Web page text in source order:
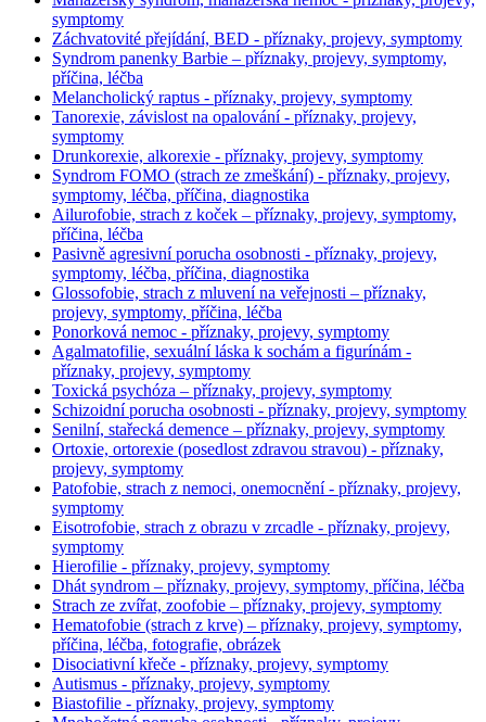
symptomy
Záchvatovité přejídání, BED - příznaky, projevy, symptomy
Syndrom panenky Barbie – příznaky, projevy, symptomy,
příčina, léčba
Melancholický raptus - příznaky, projevy, symptomy
Tanorexie, závislost na opalování - příznaky, projevy,
symptomy
Drunkorexie, alkorexie - příznaky, projevy, symptomy
Syndrom FOMO (strach ze zmeškání) - příznaky, projevy,
symptomy, léčba, příčina, diagnostika
Ailurofobie, strach z koček – příznaky, projevy, symptomy,
příčina, léčba
Pasivně agresivní porucha osobnosti - příznaky, projevy,
symptomy, léčba, příčina, diagnostika
Glossofobie, strach z mluvení na veřejnosti – příznaky,
projevy, symptomy, příčina, léčba
Ponorková nemoc - příznaky, projevy, symptomy
Agalmatofilie, sexuální láska k sochám a figurínám -
příznaky, projevy, symptomy
Toxická psychóza – příznaky, projevy, symptomy
Schizoidní porucha osobnosti - příznaky, projevy, symptomy
Senilní, stařecká demence – příznaky, projevy, symptomy
Ortoxie, ortorexie (posedlost zdravou stravou) - příznaky,
projevy, symptomy
Patofobie, strach z nemoci, onemocnění - příznaky, projevy,
symptomy
Eisotrofobie, strach z obrazu v zrcadle - příznaky, projevy,
symptomy
Hierofilie - příznaky, projevy, symptomy
Dhát syndrom – příznaky, projevy, symptomy, příčina, léčba
Strach ze zvířat, zoofobie – příznaky, projevy, symptomy
Hematofobie (strach z krve) – příznaky, projevy, symptomy,
příčina, léčba, fotografie, obrázek
Disociativní křeče - příznaky, projevy, symptomy
Autismus - příznaky, projevy, symptomy
Biastofilie - příznaky, projevy, symptomy